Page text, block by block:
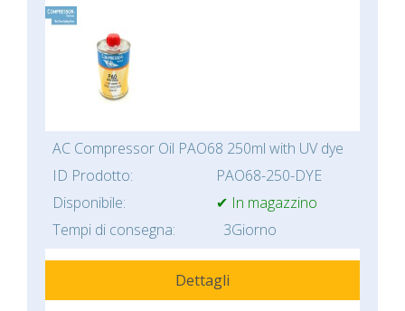
AC Compressor Oil PAO68 250ml with UV dye
ID Prodotto:
PAO68-250-DYE
Disponibile:
✔ In magazzino
Tempi di consegna:
3Giorno
Dettagli